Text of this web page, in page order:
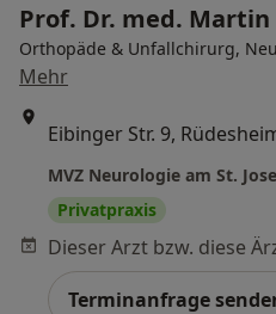
Prof. Dr. med.
Orthopäde & Unfallchirurg,
Mehr
MVZ Neurologie am St.
Privatpraxis
Terminanfrage